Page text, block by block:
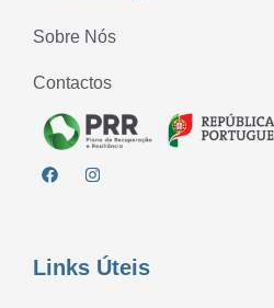
Sobre Nós
Contactos
Links Úteis